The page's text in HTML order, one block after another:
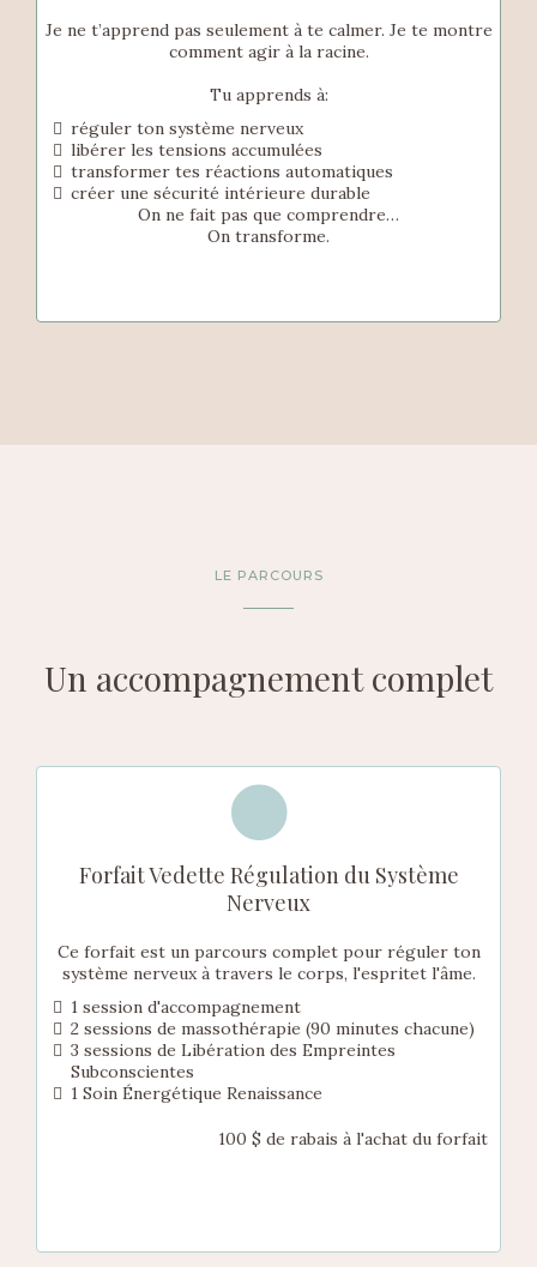
Je ne t’apprend pas seulement à te calmer. Je te montre
comment agir à la racine.
Tu apprends à:
réguler ton système nerveux
libérer les tensions accumulées
transformer tes réactions automatiques
créer une sécurité intérieure durable
On ne fait pas que comprendre…
On transforme.
LE PARCOURS
Un accompagnement complet
Forfait Vedette Régulation du Système
Nerveux
Ce forfait est un parcours complet pour réguler ton
système nerveux à travers le corps, l'espritet l'âme.
1 session d'accompagnement
2 sessions de massothérapie (90 minutes chacune)
3 sessions de Libération des Empreintes
Subconscientes
1 Soin Énergétique Renaissance
100 $ de rabais à l'achat du forfait